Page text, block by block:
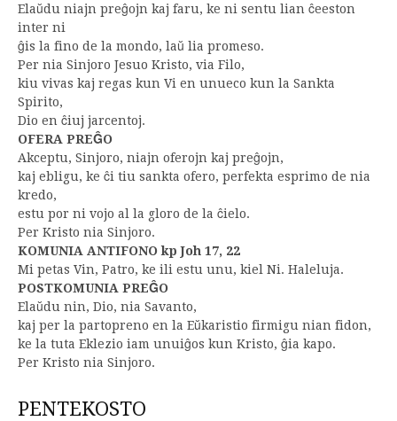
Elaŭdu niajn preĝojn kaj faru, ke ni sentu lian ĉeeston
inter ni
ĝis la fino de la mondo, laŭ lia promeso.
Per nia Sinjoro Jesuo Kristo, via Filo,
kiu vivas kaj regas kun Vi en unueco kun la Sankta
Spirito,
Dio en ĉiuj jarcentoj.
OFERA PREĜO
Akceptu, Sinjoro, niajn oferojn kaj preĝojn,
kaj ebligu, ke ĉi tiu sankta ofero, perfekta esprimo de nia
kredo,
estu por ni vojo al la gloro de la ĉielo.
Per Kristo nia Sinjoro.
KOMUNIA ANTIFONO kp Joh 17, 22
Mi petas Vin, Patro, ke ili estu unu, kiel Ni. Haleluja.
POSTKOMUNIA PREĜO
Elaŭdu nin, Dio, nia Savanto,
kaj per la partopreno en la Eŭkaristio firmigu nian fidon,
ke la tuta Eklezio iam unuiĝos kun Kristo, ĝia kapo.
Per Kristo nia Sinjoro.
PENTEKOSTO